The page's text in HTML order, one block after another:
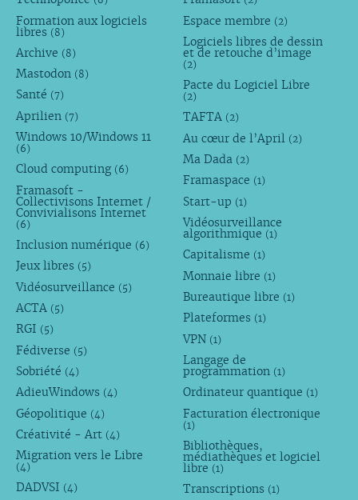
Formation aux logiciels
libres (8)
Archive (8)
Mastodon (8)
Santé (7)
Aprilien (7)
Windows 10/Windows 11
(6)
Cloud computing (6)
Framasoft -
Collectivisons Internet /
Convivialisons Internet
(6)
Inclusion numérique (6)
Jeux libres (5)
Vidéosurveillance (5)
ACTA (5)
RGI (5)
Fédiverse (5)
Sobriété (4)
AdieuWindows (4)
Géopolitique (4)
Créativité - Art (4)
Migration vers le Libre
(4)
DADVSI (4)
Espace membre (2)
Logiciels libres de dessin
et de retouche d’image
(2)
Pacte du Logiciel Libre
(2)
TAFTA (2)
Au cœur de l’April (2)
Ma Dada (2)
Framaspace (1)
Start-up (1)
Vidéosurveillance
algorithmique (1)
Capitalisme (1)
Monnaie libre (1)
Bureautique libre (1)
Plateformes (1)
VPN (1)
Langage de
programmation (1)
Ordinateur quantique (1)
Facturation électronique
(1)
Bibliothèques,
médiathèques et logiciel
libre (1)
Transcriptions (1)